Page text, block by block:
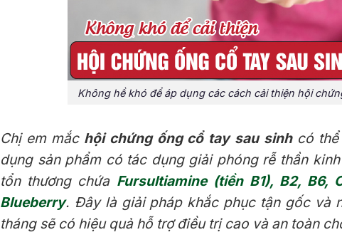
Không hề khó để áp dụng các cách cải thiện hội
Chị em mắc hội chứng ống cổ tay sau sinhcó thể
dụng sản phẩm có tác dụng giải phóng rễ thần
tổn thương chứa Fursultiamine (tiền B1), B2, B6,
Blueberry. Đây là giải pháp khắc phục tận gốc và
tháng sẽ có hiệu quả hỗ trợ điều trị cao và an toàn